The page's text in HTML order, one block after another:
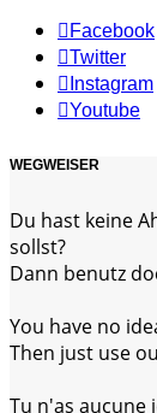
Facebook
Twitter
Instagram
Youtube
WEGWEISER
Du hast keine
sollst?
Dann benutz
You have no
Then just use
Tu n'as aucune